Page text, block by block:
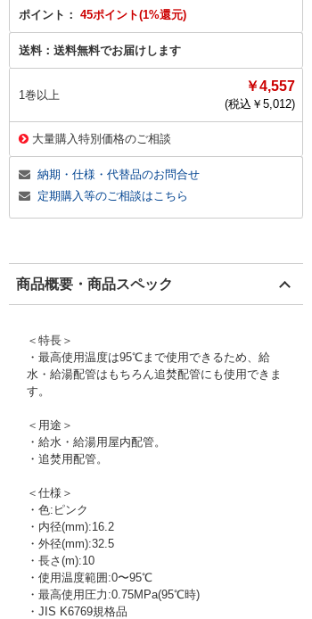
ポイント： 45ポイント(1%還元)
送料： 送料無料でお届けします
1巻以上
￥4,557
(税込￥ 5,012)
大量購入特別価格のご相談
納期・仕様・代替品のお問合せ
定期購入等のご相談はこちら
商品概要・商品スペック
＜特長＞
・最高使用温度は95℃まで使用できるため、給
水・給湯配管はもちろん追焚配管にも使用できま
す。
＜用途＞
・給水・給湯用屋内配管。
・追焚用配管。
＜仕様＞
・色:ピンク
・内径(mm):16.2
・外径(mm):32.5
・長さ(m):10
・使用温度範囲:0〜95℃
・最高使用圧力:0.75MPa(95℃時)
・JIS K6769規格品